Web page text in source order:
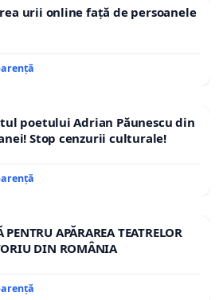
urii online față de persoanele
poetului Adrian Păunescu din
Stop cenzurii culturale!
APĂRAREA TEATRELOR
DIN ROMÂNIA